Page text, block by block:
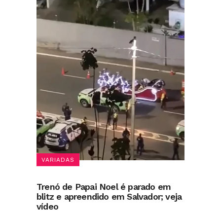
VARIADAS
Trenó de Papai Noel é parado em
blitz e apreendido em Salvador; veja
vídeo